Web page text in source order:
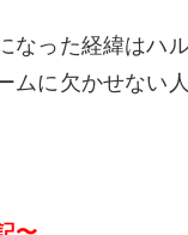
なった経緯はハ
ムに欠かせない人